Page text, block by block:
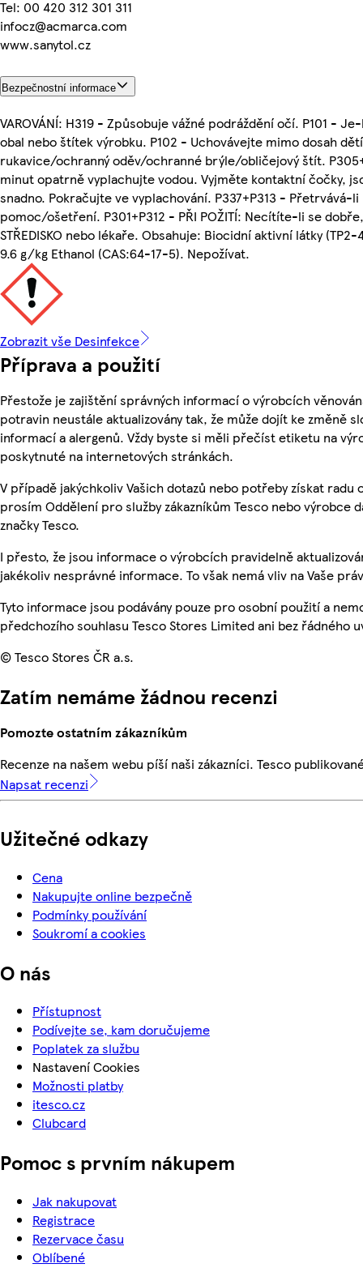
Tel: 00 420 312 301 311
infocz@acmarca.com
www.sanytol.cz
Bezpečnostní informace
VAROVÁNÍ: H319 - Způsobuje vážné podráždění očí. P101 -
obal nebo štítek výrobku. P102 - Uchovávejte mimo dosah
rukavice/ochranný oděv/ochranné brýle/obličejový štít.
minut opatrně vyplachujte vodou. Vyjměte kontaktní čočky,
snadno. Pokračujte ve vyplachování. P337+P313 -
pomoc/ošetření. P301+P312 - PŘI POŽITÍ: Necítíte-li se dobře,
STŘEDISKO nebo lékaře. Obsahuje: Biocidní aktivní látky
9.6 g/kg Ethanol (CAS:64-17-5). Nepožívat.
Zobrazit vše Desinfekce
Příprava a použití
Přestože je zajištění správných informací o výrobcích
potravin neustále aktualizovány tak, že může dojít ke změně
informací a alergenů. Vždy byste si měli přečíst etiketu na
poskytnuté na internetových stránkách.
V případě jakýchkoliv Vašich dotazů nebo potřeby získat radu
prosím Oddělení pro služby zákazníkům Tesco nebo výrobce
značky Tesco.
I přesto, že jsou informace o výrobcích pravidelně
jakékoliv nesprávné informace. To však nemá vliv na Vaše
Tyto informace jsou podávány pouze pro osobní použití a
předchozího souhlasu Tesco Stores Limited ani bez řádného
© Tesco Stores ČR a.s.
Zatím nemáme žádnou recenzi
Pomozte ostatním zákazníkům
Recenze na našem webu píší naši zákazníci. Tesco
Napsat recenzi
Užitečné odkazy
Cena
Nakupujte online bezpečně
Podmínky používání
Soukromí a cookies
O nás
Přístupnost
Podívejte se, kam doručujeme
Poplatek za službu
Nastavení Cookies
Možnosti platby
itesco.cz
Clubcard
Pomoc s prvním nákupem
Jak nakupovat
Registrace
Rezervace času
Oblíbené